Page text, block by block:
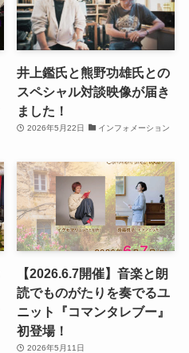
井上鑑氏と熊野功雄氏との
スペシャル対談映像が届き
ました！
2026年5月22日 インフォメーション
【2026.6.7開催】音楽と朗
読でものがたりを奏でるユ
ニット『コマンタレブー』
初登場！
2026年5月11日